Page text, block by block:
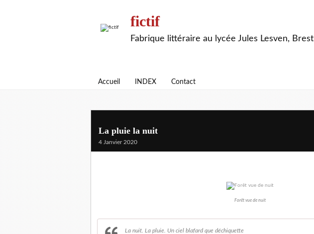
fictif
Fabrique littéraire au lycée Jules Lesven, Brest
Accueil INDEX Contact
La pluie la nuit
4 Janvier 2020
Forêt vue de nuit
La nuit. La pluie. Un ciel blafard que déchiquette